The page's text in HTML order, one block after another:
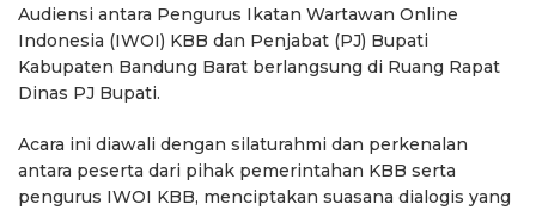
Audiensi antara Pengurus Ikatan Wartawan Online
Indonesia (IWOI) KBB dan Penjabat (PJ) Bupati
Kabupaten Bandung Barat berlangsung di Ruang Rapat
Dinas PJ Bupati.
Acara ini diawali dengan silaturahmi dan perkenalan
antara peserta dari pihak pemerintahan KBB serta
pengurus IWOI KBB, menciptakan suasana dialogis yang